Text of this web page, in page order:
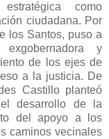
como
ciudadana. Por
los Santos, puso a
y
de los ejes de
a la justicia. De
Castillo planteó
desarrollo de la
del apoyo a los
caminos vecinales